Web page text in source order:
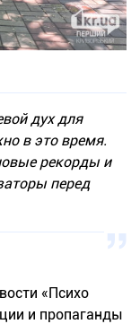
дух для
в это время.
рекорды и
перед
«Психо
и пропаганды